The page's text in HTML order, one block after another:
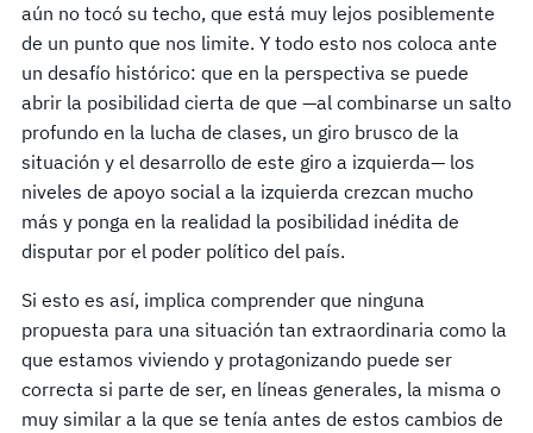
aún no tocó su techo, que está muy lejos posiblemente
de un punto que nos limite. Y todo esto nos coloca ante
un desafío histórico: que en la perspectiva se puede
abrir la posibilidad cierta de que —al combinarse un salto
profundo en la lucha de clases, un giro brusco de la
situación y el desarrollo de este giro a izquierda— los
niveles de apoyo social a la izquierda crezcan mucho
más y ponga en la realidad la posibilidad inédita de
disputar por el poder político del país.
Si esto es así, implica comprender que ninguna
propuesta para una situación tan extraordinaria como la
que estamos viviendo y protagonizando puede ser
correcta si parte de ser, en líneas generales, la misma o
muy similar a la que se tenía antes de estos cambios de